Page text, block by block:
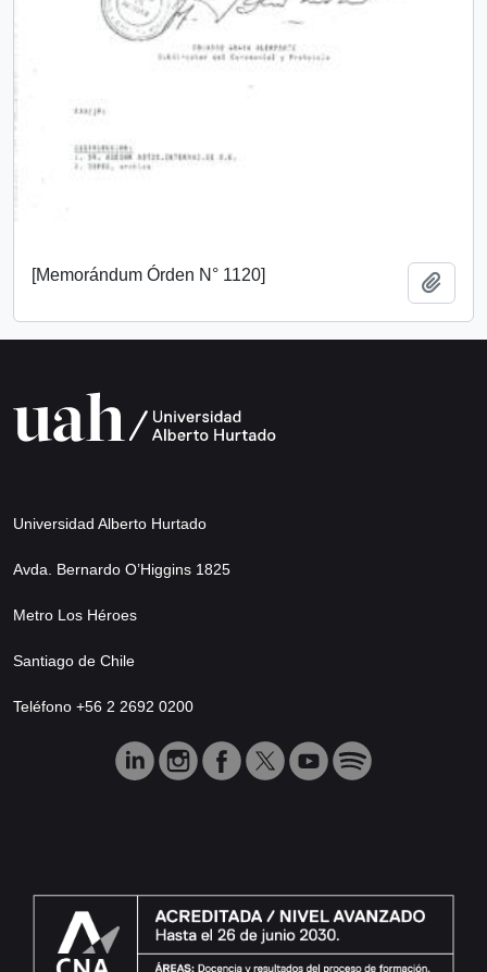
[Memorándum Órden N° 1120]
Universidad Alberto Hurtado
Avda. Bernardo O’Higgins 1825
Metro Los Héroes
Santiago de Chile
Teléfono +56 2 2692 0200